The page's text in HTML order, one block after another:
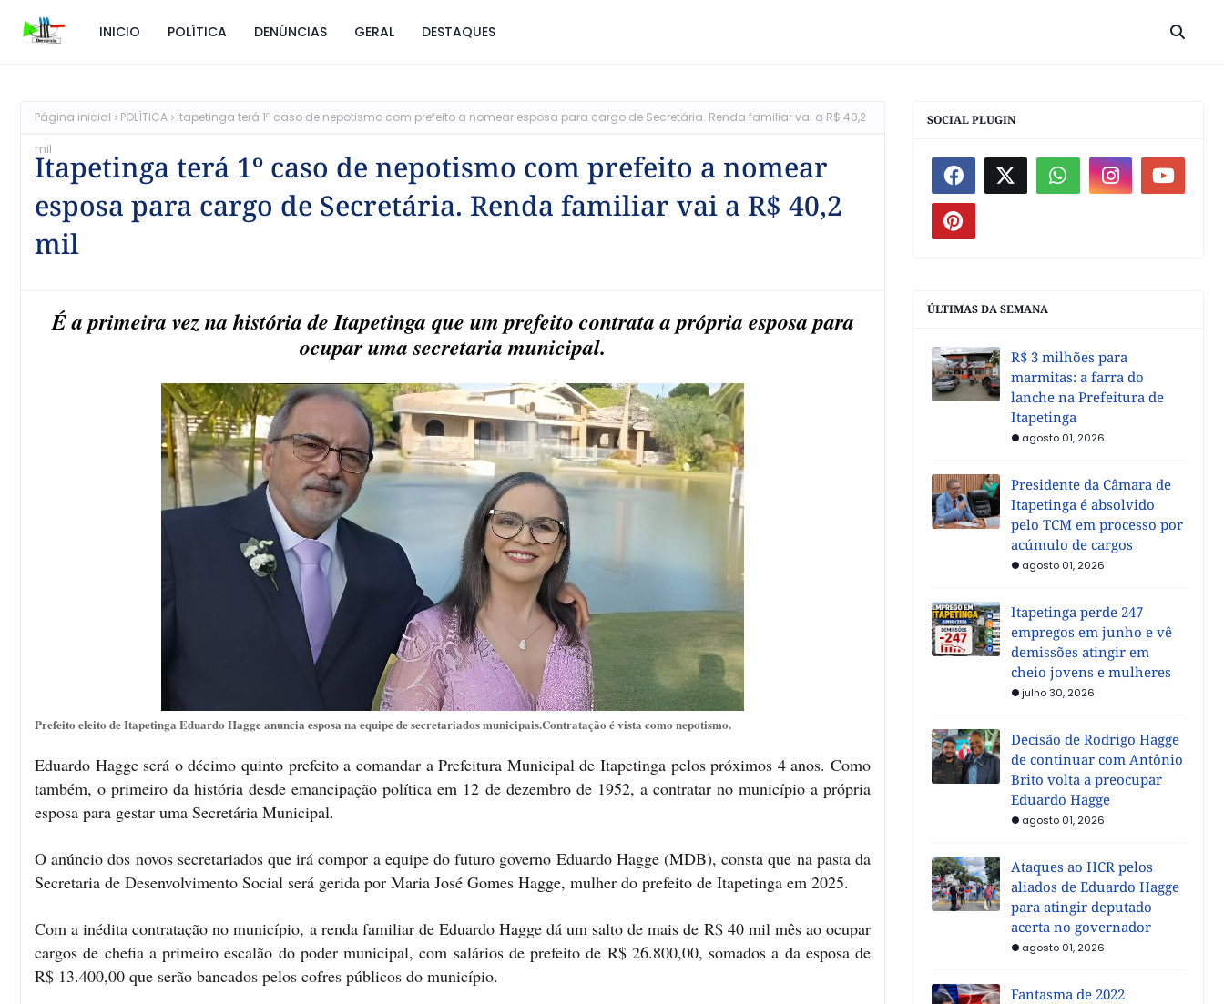
INICIO POLÍTICA DENÚNCIAS GERAL DESTAQUES
Página inicial POLÍTICA Itapetinga terá 1º caso de nepotismo com prefeito a nomear esposa para cargo de Secretária. Renda familiar vai a R$ 40,2
mil
Itapetinga terá 1º caso de nepotismo com prefeito a nomear
esposa para cargo de Secretária. Renda familiar vai a R$ 40,2
mil
É a primeira vez na história de Itapetinga que um prefeito contrata a própria esposa para
ocupar uma secretaria municipal.
Prefeito eleito de Itapetinga Eduardo Hagge anuncia esposa na equipe de secretariados municipais.Contratação é vista como nepotismo.
Eduardo Hagge será o décimo quinto prefeito a comandar a Prefeitura Municipal de Itapetinga pelos próximos 4 anos. Como
também, o primeiro da história desde emancipação política em 12 de dezembro de 1952, a contratar no município a própria
esposa para gestar uma Secretária Municipal.
O anúncio dos novos secretariados que irá compor a equipe do futuro governo Eduardo Hagge (MDB), consta que na pasta da
Secretaria de Desenvolvimento Social será gerida por Maria José Gomes Hagge, mulher do prefeito de Itapetinga em 2025.
Com a inédita contratação no município, a renda familiar de Eduardo Hagge dá um salto de mais de R$ 40 mil mês ao ocupar
cargos de chefia a primeiro escalão do poder municipal, com salários de prefeito de R$ 26.800,00, somados a da esposa de
R$ 13.400,00 que serão bancados pelos cofres públicos do município.
SOCIAL PLUGIN
ÚLTIMAS DA SEMANA
R$ 3 milhões para
marmitas: a farra do
lanche na Prefeitura de
Itapetinga
agosto 01, 2026
Presidente da Câmara de
Itapetinga é absolvido
pelo TCM em processo por
acúmulo de cargos
agosto 01, 2026
Itapetinga perde 247
empregos em junho e vê
demissões atingir em
cheio jovens e mulheres
julho 30, 2026
Decisão de Rodrigo Hagge
de continuar com Antônio
Brito volta a preocupar
Eduardo Hagge
agosto 01, 2026
Ataques ao HCR pelos
aliados de Eduardo Hagge
para atingir deputado
acerta no governador
agosto 01, 2026
Fantasma de 2022